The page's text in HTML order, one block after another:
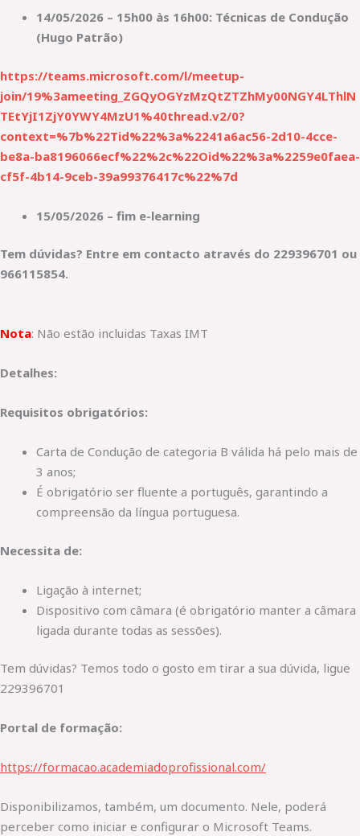
14/05/2026 – 15h00 às 16h00: Técnicas de Condução
(Hugo Patrão)
https://teams.microsoft.com/l/meetup-
join/19%3ameeting_ZGQyOGYzMzQtZTZhMy00NGY4LThlN
TEtYjI1ZjY0YWY4MzU1%40thread.v2/0?
context=%7b%22Tid%22%3a%2241a6ac56-2d10-4cce-
be8a-ba8196066ecf%22%2c%22Oid%22%3a%2259e0faea-
cf5f-4b14-9ceb-39a99376417c%22%7d
15/05/2026 – fim e-learning
Tem dúvidas? Entre em contacto através do 229396701 ou
966115854.
Nota: Não estão incluidas Taxas IMT
Detalhes:
Requisitos obrigatórios:
Carta de Condução de categoria B válida há pelo mais de
3 anos;
É obrigatório ser fluente a português, garantindo a
compreensão da língua portuguesa.
Necessita de:
Ligação à internet;
Dispositivo com câmara (é obrigatório manter a câmara
ligada durante todas as sessões).
Tem dúvidas? Temos todo o gosto em tirar a sua dúvida, ligue
229396701
Portal de formação:
https://formacao.academiadoprofissional.com/
Disponibilizamos, também, um documento. Nele, poderá
perceber como iniciar e configurar o Microsoft Teams.